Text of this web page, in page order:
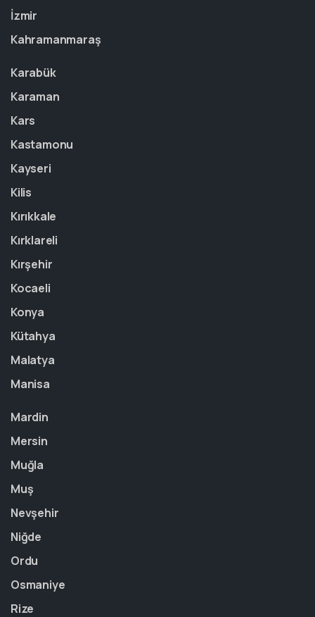
İzmir
Kahramanmaraş
Karabük
Karaman
Kars
Kastamonu
Kayseri
Kilis
Kırıkkale
Kırklareli
Kırşehir
Kocaeli
Konya
Kütahya
Malatya
Manisa
Mardin
Mersin
Muğla
Muş
Nevşehir
Niğde
Ordu
Osmaniye
Rize